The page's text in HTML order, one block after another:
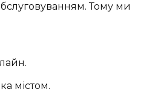
Тому ми
містом.